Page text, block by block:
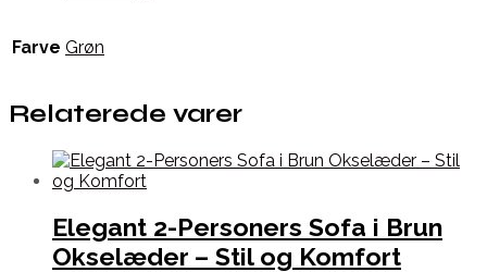
Farve Grøn
Relaterede varer
Elegant 2-Personers Sofa i Brun
Okselæder – Stil og Komfort